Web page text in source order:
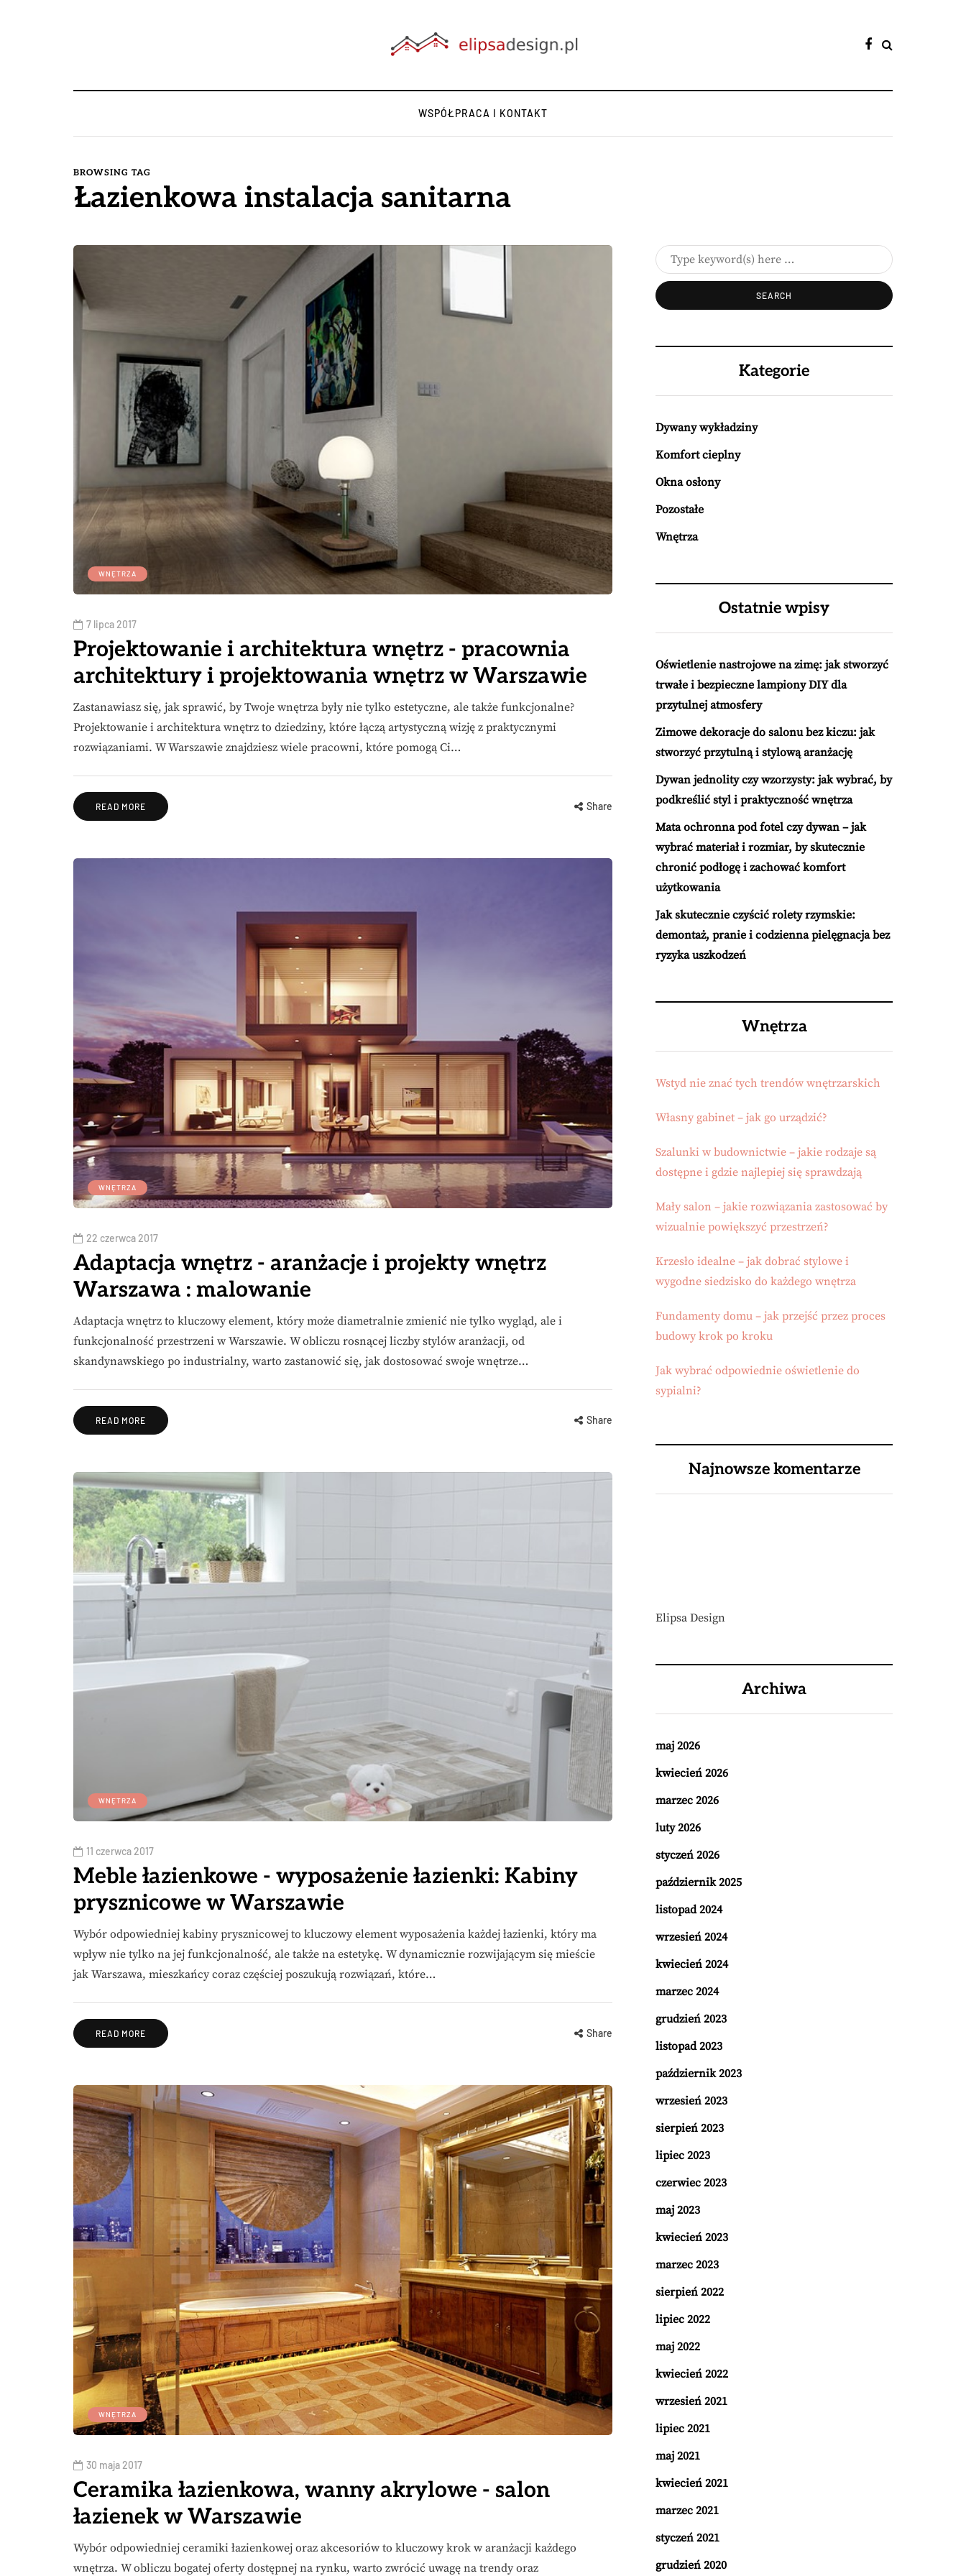
WSPÓŁPRACA I KONTAKT
BROWSING TAG
Łazienkowa instalacja sanitarna
WNĘTRZA
7 lipca 2017
Projektowanie i architektura wnętrz - pracownia
architektury i projektowania wnętrz w Warszawie
Zastanawiasz się, jak sprawić, by Twoje wnętrza były nie tylko estetyczne, ale także funkcjonalne?
Projektowanie i architektura wnętrz to dziedziny, które łączą artystyczną wizję z praktycznymi
rozwiązaniami. W Warszawie znajdziesz wiele pracowni, które pomogą Ci…
READ MORE Share
WNĘTRZA
22 czerwca 2017
Adaptacja wnętrz - aranżacje i projekty wnętrz
Warszawa : malowanie
Adaptacja wnętrz to kluczowy element, który może diametralnie zmienić nie tylko wygląd, ale i
funkcjonalność przestrzeni w Warszawie. W obliczu rosnącej liczby stylów aranżacji, od
skandynawskiego po industrialny, warto zastanowić się, jak dostosować swoje wnętrze…
READ MORE Share
WNĘTRZA
11 czerwca 2017
Meble łazienkowe - wyposażenie łazienki: Kabiny
prysznicowe w Warszawie
Wybór odpowiedniej kabiny prysznicowej to kluczowy element wyposażenia każdej łazienki, który ma
wpływ nie tylko na jej funkcjonalność, ale także na estetykę. W dynamicznie rozwijającym się mieście
jak Warszawa, mieszkańcy coraz częściej poszukują rozwiązań, które…
READ MORE Share
WNĘTRZA
30 maja 2017
Ceramika łazienkowa, wanny akrylowe - salon
łazienek w Warszawie
Wybór odpowiedniej ceramiki łazienkowej oraz akcesoriów to kluczowy krok w aranżacji każdego
wnętrza. W obliczu bogatej oferty dostępnej na rynku, warto zwrócić uwagę na trendy oraz
Kategorie
Dywany wykładziny
Komfort cieplny
Okna osłony
Pozostałe
Wnętrza
Ostatnie wpisy
Oświetlenie nastrojowe na zimę: jak stworzyć
trwałe i bezpieczne lampiony DIY dla
przytulnej atmosfery
Zimowe dekoracje do salonu bez kiczu: jak
stworzyć przytulną i stylową aranżację
Dywan jednolity czy wzorzysty: jak wybrać, by
podkreślić styl i praktyczność wnętrza
Mata ochronna pod fotel czy dywan – jak
wybrać materiał i rozmiar, by skutecznie
chronić podłogę i zachować komfort
użytkowania
Jak skutecznie czyścić rolety rzymskie:
demontaż, pranie i codzienna pielęgnacja bez
ryzyka uszkodzeń
Wnętrza
Wstyd nie znać tych trendów wnętrzarskich
Własny gabinet – jak go urządzić?
Szalunki w budownictwie – jakie rodzaje są
dostępne i gdzie najlepiej się sprawdzają
Mały salon – jakie rozwiązania zastosować by
wizualnie powiększyć przestrzeń?
Krzesło idealne – jak dobrać stylowe i
wygodne siedzisko do każdego wnętrza
Fundamenty domu – jak przejść przez proces
budowy krok po kroku
Jak wybrać odpowiednie oświetlenie do
sypialni?
Najnowsze komentarze
Elipsa Design
Archiwa
maj 2026
kwiecień 2026
marzec 2026
luty 2026
styczeń 2026
październik 2025
listopad 2024
wrzesień 2024
kwiecień 2024
marzec 2024
grudzień 2023
listopad 2023
październik 2023
wrzesień 2023
sierpień 2023
lipiec 2023
czerwiec 2023
maj 2023
kwiecień 2023
marzec 2023
sierpień 2022
lipiec 2022
maj 2022
kwiecień 2022
wrzesień 2021
lipiec 2021
maj 2021
kwiecień 2021
marzec 2021
styczeń 2021
grudzień 2020